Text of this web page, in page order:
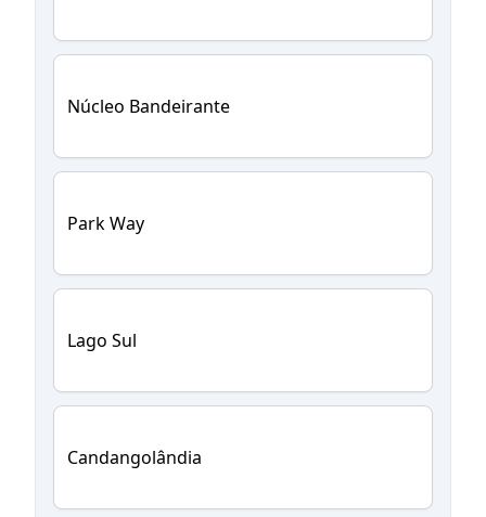
Núcleo Bandeirante
Park Way
Lago Sul
Candangolândia